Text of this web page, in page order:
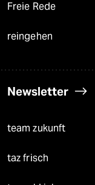
Freie Rede
reingehen
Newsletter
team zukunft
taz frisch